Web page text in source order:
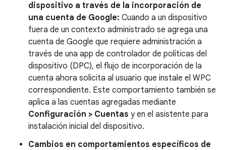
dispositivo a través de la incorporación de
una cuenta de Google: Cuando a un dispositivo
fuera de un contexto administrado se agrega una
cuenta de Google que requiere administración a
través de una app de controlador de políticas del
dispositivo (DPC), el flujo de incorporación de la
cuenta ahora solicita al usuario que instale el WPC
correspondiente. Este comportamiento también se
aplica a las cuentas agregadas mediante
Configuración > Cuentas y en el asistente para
instalación inicial del dispositivo.
Cambios en comportamientos específicos de